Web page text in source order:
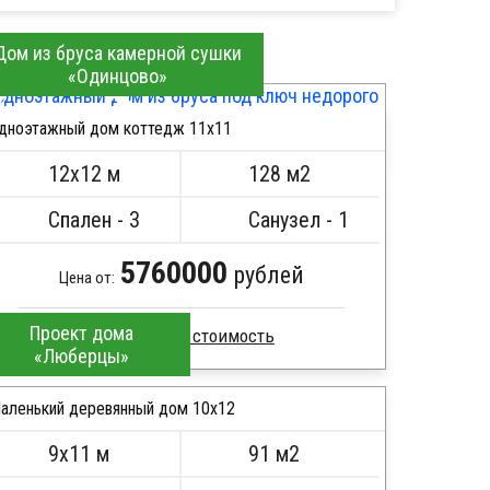
проживания Дачные
Сезонные Коттеджи
Габариты
Большие
этажа Каркасные Садовые
ПОДРОБНЕЕ
из бруса камерной сушки
«Одинцово»
дом коттедж 11х11
12х12 м
128 м2
Спален - 3
Санузел - 1
Цена от: 5760000 рублей
Профилированный брус
Стропила, балки 50х200 мм
Метизы, саморезы, гвозди
ПОДРОБНЕЕ
Проект дома
«Люберцы»
деревянный дом 10х12
9х11 м
91 м2